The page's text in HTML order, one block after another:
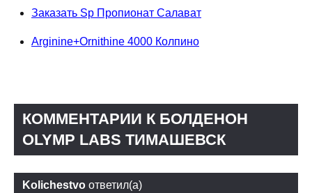
Заказать Sp Пропионат Салават
Arginine+Ornithine 4000 Колпино
КОММЕНТАРИИ К БОЛДЕНОН
OLYMP LABS ТИМАШЕВСК
Kolichestvo ответил(а)